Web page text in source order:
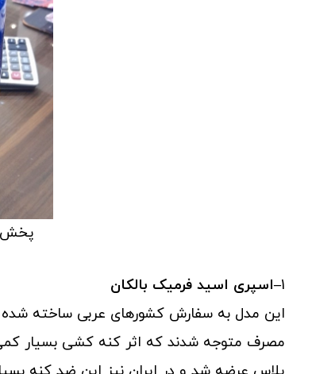
پخش
1
–اسپری اسید فرمیک بالکان